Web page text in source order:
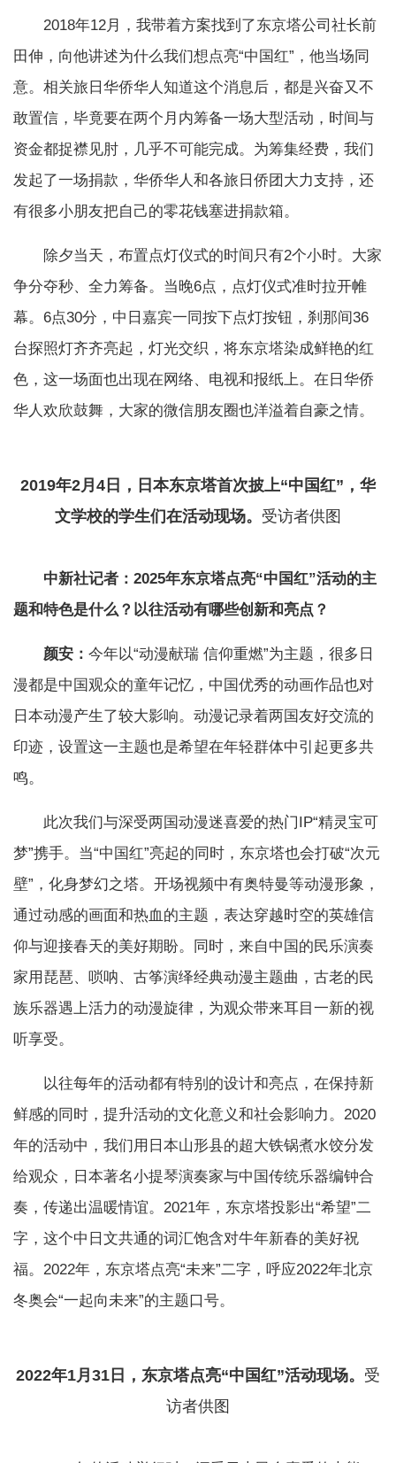
2018年12月，我带着方案找到了东京塔公司社长前
田伸，向他讲述为什么我们想点亮“中国红”，他当场同
意。相关旅日华侨华人知道这个消息后，都是兴奋又不
敢置信，毕竟要在两个月内筹备一场大型活动，时间与
资金都捉襟见肘，几乎不可能完成。为筹集经费，我们
发起了一场捐款，华侨华人和各旅日侨团大力支持，还
有很多小朋友把自己的零花钱塞进捐款箱。
除夕当天，布置点灯仪式的时间只有2个小时。大家
争分夺秒、全力筹备。当晚6点，点灯仪式准时拉开帷
幕。6点30分，中日嘉宾一同按下点灯按钮，刹那间36
台探照灯齐齐亮起，灯光交织，将东京塔染成鲜艳的红
色，这一场面也出现在网络、电视和报纸上。在日华侨
华人欢欣鼓舞，大家的微信朋友圈也洋溢着自豪之情。
2019年2月4日，日本东京塔首次披上“中国红”，华
文学校的学生们在活动现场。 受访者供图
中新社记者：2025年东京塔点亮“中国红”活动的主
题和特色是什么？以往活动有哪些创新和亮点？
颜安： 今年以“动漫献瑞 信仰重燃”为主题，很多日
漫都是中国观众的童年记忆，中国优秀的动画作品也对
日本动漫产生了较大影响。动漫记录着两国友好交流的
印迹，设置这一主题也是希望在年轻群体中引起更多共
鸣。
此次我们与深受两国动漫迷喜爱的热门IP“精灵宝可
梦”携手。当“中国红”亮起的同时，东京塔也会打破“次元
壁”，化身梦幻之塔。开场视频中有奥特曼等动漫形象，
通过动感的画面和热血的主题，表达穿越时空的英雄信
仰与迎接春天的美好期盼。同时，来自中国的民乐演奏
家用琵琶、唢呐、古筝演绎经典动漫主题曲，古老的民
族乐器遇上活力的动漫旋律，为观众带来耳目一新的视
听享受。
以往每年的活动都有特别的设计和亮点，在保持新
鲜感的同时，提升活动的文化意义和社会影响力。2020
年的活动中，我们用日本山形县的超大铁锅煮水饺分发
给观众，日本著名小提琴演奏家与中国传统乐器编钟合
奏，传递出温暖情谊。2021年，东京塔投影出“希望”二
字，这个中日文共通的词汇饱含对牛年新春的美好祝
福。2022年，东京塔点亮“未来”二字，呼应2022年北京
冬奥会“一起向未来”的主题口号。
2022年1月31日，东京塔点亮“中国红”活动现场。 受
访者供图